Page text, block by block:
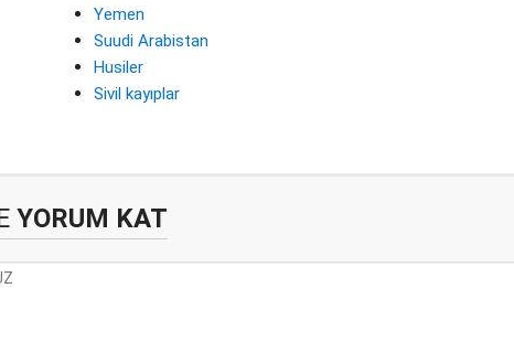
Yemen
Suudi Arabistan
Husiler
Sivil kayıplar
YORUM KAT